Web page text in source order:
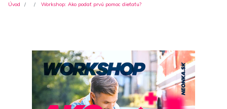
Úvod Workshop: Ako podať prvú pomoc dieťaťu?